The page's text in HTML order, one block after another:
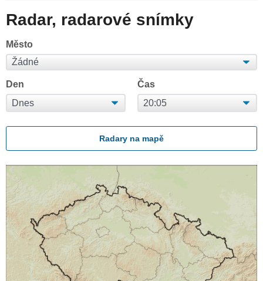
Radar, radarové snímky
Město
Den Čas
Radary na mapě